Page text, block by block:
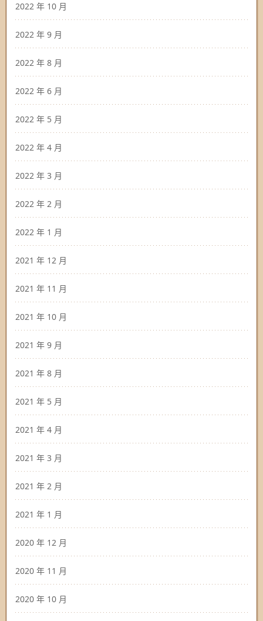
2022 年 10 月
2022 年 9 月
2022 年 8 月
2022 年 6 月
2022 年 5 月
2022 年 4 月
2022 年 3 月
2022 年 2 月
2022 年 1 月
2021 年 12 月
2021 年 11 月
2021 年 10 月
2021 年 9 月
2021 年 8 月
2021 年 5 月
2021 年 4 月
2021 年 3 月
2021 年 2 月
2021 年 1 月
2020 年 12 月
2020 年 11 月
2020 年 10 月